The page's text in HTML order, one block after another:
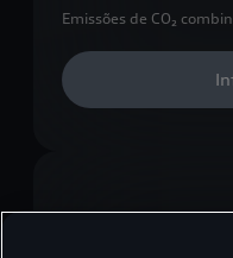
Emissões de CO₂